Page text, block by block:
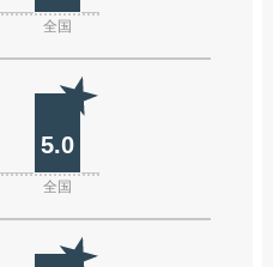
全国
5.0
全国